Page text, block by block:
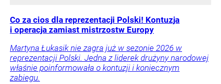
Co za cios dla reprezentacji Polski! Kontuzja
i operacja zamiast mistrzostw Europy
Martyna Łukasik nie zagra już w sezonie 2026 w
reprezentacji Polski. Jedna z liderek drużyny narodowej
właśnie poinformowała o kontuzji i koniecznym
zabiegu.